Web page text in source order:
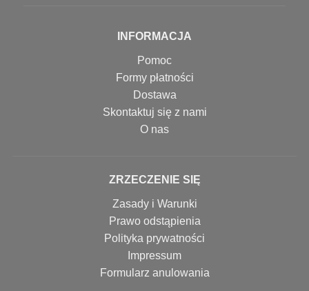
INFORMACJA
Pomoc
Formy płatności
Dostawa
Skontaktuj się z nami
O nas
ZRZECZENIE SIĘ
Zasady i Warunki
Prawo odstąpienia
Polityka prywatności
Impressum
Formularz anulowania